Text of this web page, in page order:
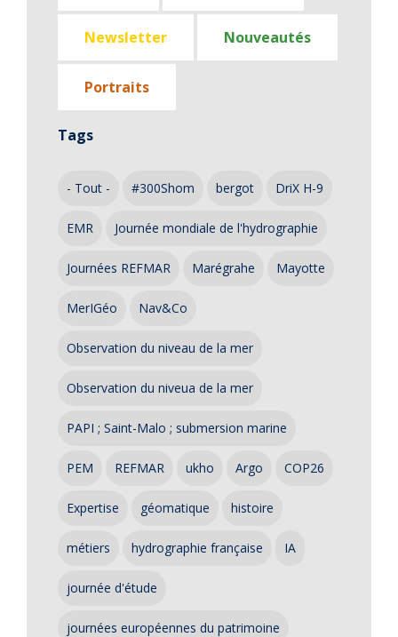
Newsletter Nouveautés
Portraits
Tags
- Tout - #300Shom bergot DriX H-9
EMR Journée mondiale de l'hydrographie
Journées REFMAR Marégrahe Mayotte
MerIGéo Nav&Co
Observation du niveau de la mer
Observation du niveua de la mer
PAPI ; Saint-Malo ; submersion marine
PEM REFMAR ukho Argo COP26
Expertise géomatique histoire
métiers hydrographie française IA
journée d'étude
journées européennes du patrimoine